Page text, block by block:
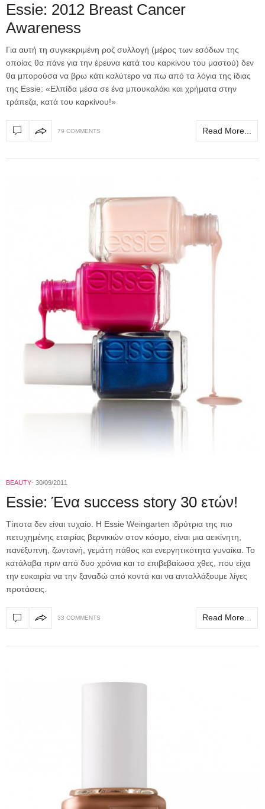
Εssie: 2012 Breast Cancer
Awareness
Για αυτή τη συγκεκριμένη ροζ συλλογή (μέρος των εσόδων της
οποίας θα πάνε για την έρευνα κατά του καρκίνου του μαστού) δεν
θα μπορούσα να βρω κάτι καλύτερο να πω από τα λόγια της ίδιας
της Essie: «Ελπίδα μέσα σε ένα μπουκαλάκι και χρήματα στην
τράπεζα, κατά του καρκίνου!»
79 COMMENTS Read More...
BEAUTY 30/09/2011
Essie: Ένα success story 30 ετών!
Τίποτα δεν είναι τυχαίο. Η Essie Weingarten ιδρύτρια της πιο
πετυχημένης εταιρίας βερνικιών στον κόσμο, είναι μια αεικίνητη,
πανέξυπνη, ζωντανή, γεμάτη πάθος και ενεργητικότητα γυναίκα. Το
κατάλαβα πριν από δυο χρόνια και το επιβεβαίωσα χθες, που είχα
την ευκαιρία να την ξαναδώ από κοντά και να ανταλλάξουμε λίγες
προτάσεις.
33 COMMENTS Read More...